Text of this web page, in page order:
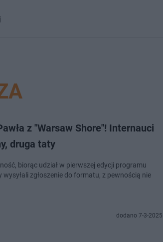
z "Warsaw Shore"! Internauci
druga taty
biorąc udział w pierwszej edycji programu
wysyłali zgłoszenie do formatu, z pewnością nie
dodano 7-3-2025